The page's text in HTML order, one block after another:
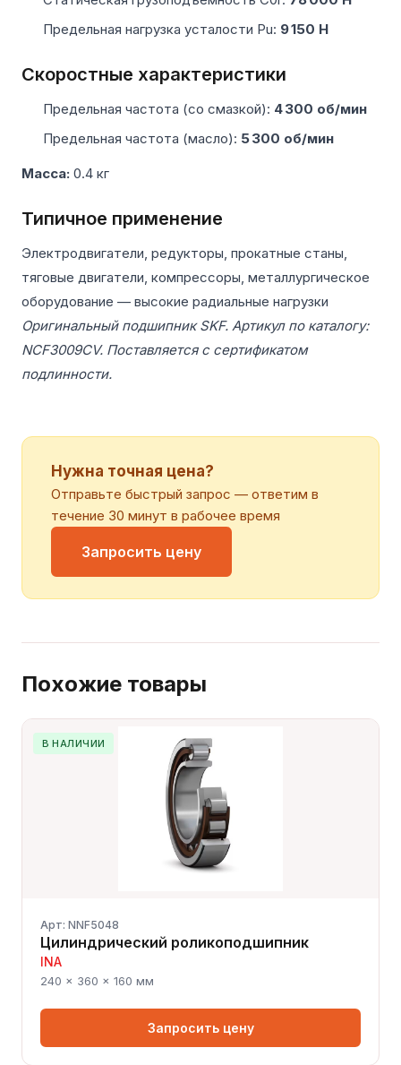
Предельная нагрузка усталости Pu: 9 150 Н
Скоростные характеристики
Предельная частота (со смазкой): 4 300 об/мин
Предельная частота (масло): 5 300 об/мин
Масса: 0.4 кг
Типичное применение
Электродвигатели, редукторы, прокатные станы,
тяговые двигатели, компрессоры, металлургическое
оборудование — высокие радиальные нагрузки
Оригинальный подшипник SKF. Артикул по каталогу:
NCF3009CV. Поставляется с сертификатом
подлинности.
Нужна точная цена?
Отправьте быстрый запрос — ответим в
течение 30 минут в рабочее время
Запросить цену
Похожие товары
В НАЛИЧИИ
Арт: NNF5048
Цилиндрический роликоподшипник
INA
240 × 360 × 160 мм
Запросить цену